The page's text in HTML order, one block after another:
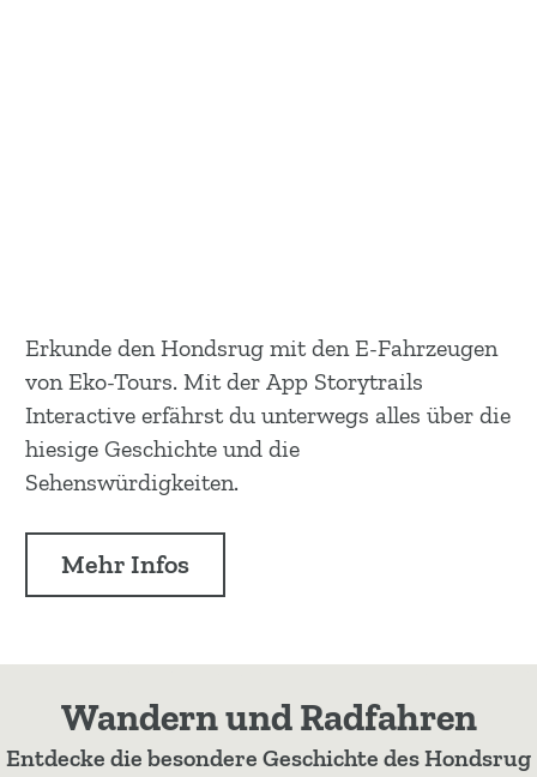
Erkunde den Hondsrug mit den E-Fahrzeugen
von Eko-Tours. Mit der App Storytrails
Interactive erfährst du unterwegs alles über die
hiesige Geschichte und die
Sehenswürdigkeiten.
Mehr Infos
Wandern und Radfahren
Entdecke die besondere Geschichte des Hondsrug